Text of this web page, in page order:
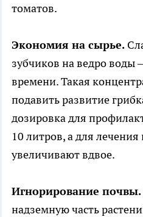
томатов.
Экономия на сырье.
зубчиков на ведро воды
времени. Такая
подавить развитие
дозировка для
10 литров, а для
увеличивают вдвое.
Игнорирование почвы.
надземную часть